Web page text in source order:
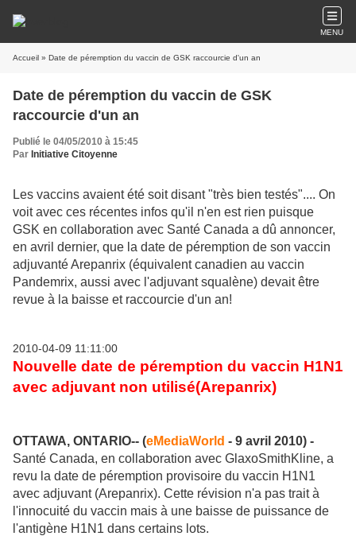
MENU
Accueil » Date de péremption du vaccin de GSK raccourcie d'un an
Date de péremption du vaccin de GSK
raccourcie d'un an
Publié le 04/05/2010 à 15:45
Par Initiative Citoyenne
Les vaccins avaient été soit disant "très bien testés".... On
voit avec ces récentes infos qu'il n'en est rien puisque
GSK en collaboration avec Santé Canada a dû annoncer,
en avril dernier, que la date de péremption de son vaccin
adjuvanté Arepanrix (équivalent canadien au vaccin
Pandemrix, aussi avec l'adjuvant squalène) devait être
revue à la baisse et raccourcie d'un an!
2010-04-09 11:11:00
Nouvelle date de péremption du vaccin H1N1
avec adjuvant non utilisé(Arepanrix)
OTTAWA, ONTARIO-- (eMediaWorld - 9 avril 2010) -
Santé Canada, en collaboration avec GlaxoSmithKline, a
revu la date de péremption provisoire du vaccin H1N1
avec adjuvant (Arepanrix). Cette révision n'a pas trait à
l'innocuité du vaccin mais à une baisse de puissance de
l'antigène H1N1 dans certains lots.